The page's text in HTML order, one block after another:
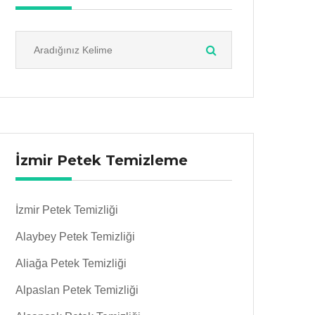
İzmir Petek Temizleme
İzmir Petek Temizliği
Alaybey Petek Temizliği
Aliağa Petek Temizliği
Alpaslan Petek Temizliği